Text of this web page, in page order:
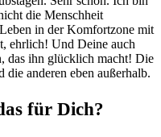
die Menschheit
in der Komfortzone mit
ehrlich! Und Deine auch
das ihn glücklich macht! Die
anderen eben außerhalb.
für Dich?